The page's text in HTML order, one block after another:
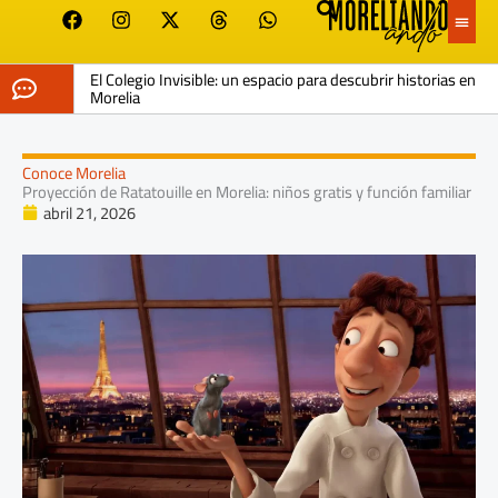
contenido
F
a
e
o
k
I
n
t
a
g
a
m
X
-
w
i
t
e
r
T
h
e
a
d
W
h
t
s
a
p
El Colegio Invisible: un espacio para descubrir historias en
Morelia
Conoce Morelia
Proyección de Ratatouille en Morelia: niños gratis y función familiar
abril 21, 2026